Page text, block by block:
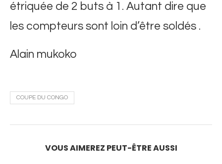
étriquée de 2 buts à 1. Autant dire que
les compteurs sont loin d’être soldés .
Alain mukoko
COUPE DU CONGO
VOUS AIMEREZ PEUT-ÊTRE AUSSI